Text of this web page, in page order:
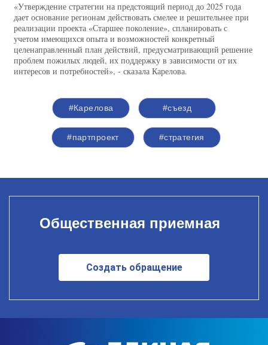
«Утверждение стратегии на предстоящий период до 2025 года
дает основание регионам действовать смелее и решительнее при
реализации проекта «Старшее поколение», спланировать с
учетом имеющихся опыта и возможностей конкретный
целенаправленный план действий, предусматривающий решение
проблем пожилых людей, их поддержку в зависимости от их
интересов и потребностей», - сказала Карелова.
#Карелова #съезд
#партпроект #стратегия
Общественная приемная
Создать обращение